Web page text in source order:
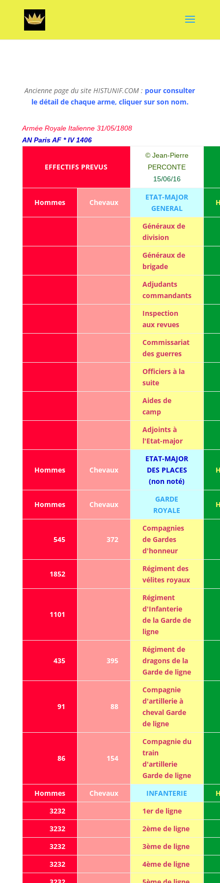
Ancienne page du site HISTUNIF.COM : pour consulter
le détail de chaque arme, cliquer sur son nom.
Armée Royale Italienne 31/05/1808
AN Paris AF * IV 1406
EFFECTIFS PREVUS
© Jean-Pierre
PERCONTE
15/06/16
Hommes Chevaux
ETAT-MAJOR
GENERAL
Généraux de
division
Généraux de
brigade
Adjudants
commandants
Inspection
aux revues
Commissariat
des guerres
Officiers à la
suite
Aides de
camp
Adjoints à
l'Etat-major
Hommes Chevaux
ETAT-MAJOR
DES PLACES
(non noté)
Hommes Chevaux
GARDE
ROYALE
545 372
Compagnies
de Gardes
d'honneur
1852
Régiment des
vélites royaux
1101
Régiment
d'Infanterie
de la Garde de
ligne
435 395
Régiment de
dragons de la
Garde de ligne
91 88
Compagnie
d'artillerie à
cheval Garde
de ligne
86 154
Compagnie du
train
d'artillerie
Garde de ligne
Hommes
Chevaux INFANTERIE
3232
1er de ligne
3232
2ème de ligne
3232
3ème de ligne
3232
4ème de ligne